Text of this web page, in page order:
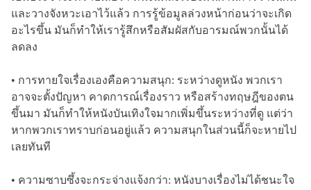
และวางจังหวะเอาไว้แล้ว การรู้ข้อมูลล่วงหน้าก่อนว่าจะเกิด
อะไรขึ้น มันก็ทำให้เรารู้สึกหรือสัมผัสกับอารมณ์พวกนั้นได้
ลดลง
• การทายใจเรื่องเองคือความสนุก: ระหว่างดูหนัง พวกเรา
อาจจะตั้งปัญหา คาดการณ์เรื่องราว หรือสร้างทฤษฎีของตน
ขึ้นมา มันก็ทำให้หนังบันเทิงใจมากเพิ่มขึ้นระหว่างที่ดู แต่ว่า
หากพวกเราทราบก่อนอยู่แล้ว ความสนุกในส่วนนี้ก็จะหายไป
เลยทันที
• ความซาบซึ้งจะกระจ่างแจ้งกว่า: หนังบางเรื่องไม่ได้ชนะใจ